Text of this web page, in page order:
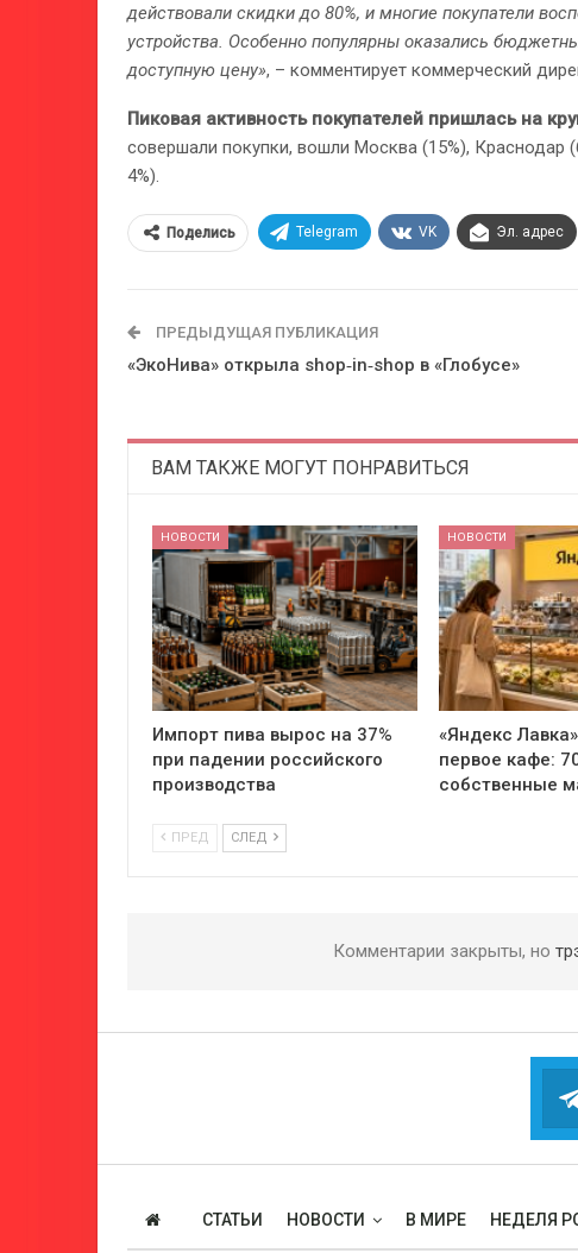
действовали скидки до 80%, и многие покупатели
устройства. Особенно популярны оказались
доступную цену», – комментирует коммерческий
Пиковая активность покупателей пришлась на
совершали покупки, вошли Москва (15%), Краснодар
4%).
Поделись Telegram VK Эл. адрес
ПРЕДЫДУЩАЯ ПУБЛИКАЦИЯ
«ЭкоНива» открыла shop‑in‑shop в «Глобусе»
ВАМ ТАКЖЕ МОГУТ ПОНРАВИТЬСЯ
НОВОСТИ
Импорт пива вырос на 37%
при падении российского
производства
НОВОСТИ
«Яндекс
первое кафе:
собственные
ПРЕД СЛЕД
Комментарии закрыты, но
СТАТЬИ НОВОСТИ В МИРЕ НЕДЕЛЯ